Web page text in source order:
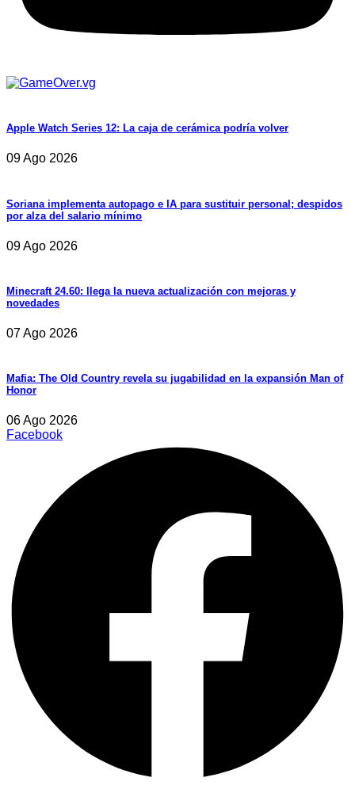
Apple Watch Series 12: La caja de cerámica podría volver
09 Ago 2026
Soriana implementa autopago e IA para sustituir personal; despidos
por alza del salario mínimo
09 Ago 2026
Minecraft 24.60: llega la nueva actualización con mejoras y
novedades
07 Ago 2026
Mafia: The Old Country revela su jugabilidad en la expansión Man of
Honor
06 Ago 2026
Facebook